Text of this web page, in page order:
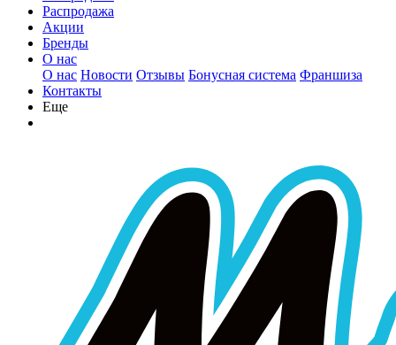
Распродажа
Акции
Бренды
О нас
О нас Новости Отзывы Бонусная система Франшиза
Контакты
Еще